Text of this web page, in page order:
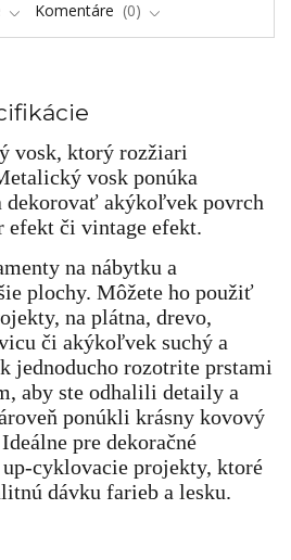
Komentáre 0
vosk, ktorý rozžiari
vosk ponúka
akýkoľvek povrch
efekt či vintage efekt.
na nábytku a
plochy. Môžete ho použiť
na plátna, drevo,
či akýkoľvek suchý a
jednoducho rozotrite prstami
aby ste odhalili detaily a
ponúkli krásny kovový
pre dekoračné
cyklovacie projekty, ktoré
dávku farieb a lesku.